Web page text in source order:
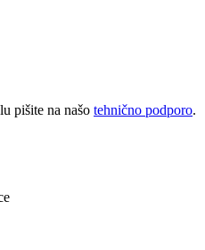
pišite na našo tehnično podporo.